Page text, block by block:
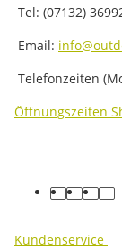
Tel: (07132)
Email:
Telefonzeiten
Öffnungszeiten
facebook
youtube
Kundenservice